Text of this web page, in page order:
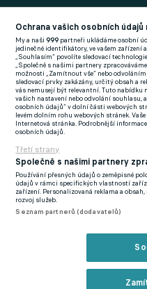
Football News
(EN)
FlashFutbal (SK)
Tenisportal.cz
Tenisové zprávy
na Livesportu
Podmínky užití
Zásady ochrany osobních údajů
Ochrana vašich osobních údajů
My a naši999 partneři ukládáme osobní
jedinečné identifikátory, ve vašem
„Souhlasím“ povolíte sledovací
„Společně s našimi partnery
možnosti „Zamítnout vše“ nebo
sledovací prvky zakázány, určitý obsah a
vás nemusejí být relevantní. Tuto nabídku
vašich nastavení nebo odvolání souhlasu,
osobních údajů“ v dolní části webových
levém dolním rohu webových stránek.
Internetová stránka. Podrobnější
osobních údajů.
Třetí strany
Společně s našimi partnery
Používání přesných údajů o zeměpisné
údajů v rámci specifických vlastností
zařízení. Personalizovaná reklama a
rozvoj služeb.
Seznam partnerů (dodavatelů)